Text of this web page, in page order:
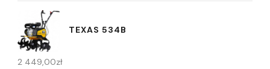
TEXAS 534B
2 449,00zł